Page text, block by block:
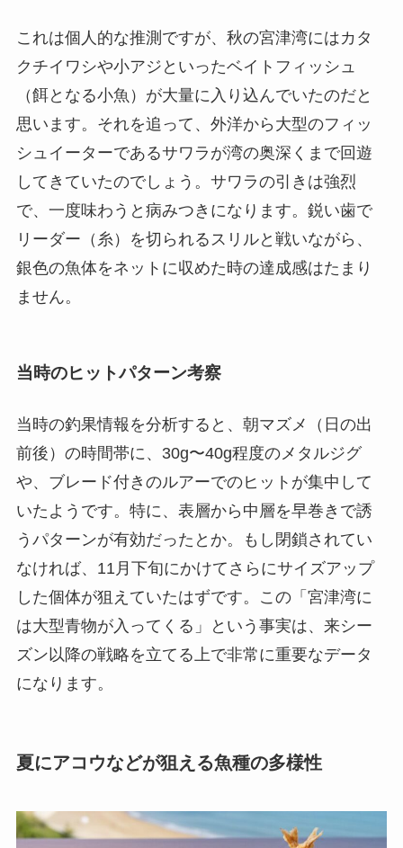
これは個人的な推測ですが、秋の宮津湾にはカタ
クチイワシや小アジといったベイトフィッシュ
（餌となる小魚）が大量に入り込んでいたのだと
思います。それを追って、外洋から大型のフィッ
シュイーターであるサワラが湾の奥深くまで回遊
してきていたのでしょう。サワラの引きは強烈
で、一度味わうと病みつきになります。鋭い歯で
リーダー（糸）を切られるスリルと戦いながら、
銀色の魚体をネットに収めた時の達成感はたまり
ません。
当時のヒットパターン考察
当時の釣果情報を分析すると、朝マズメ（日の出
前後）の時間帯に、30g〜40g程度のメタルジグ
や、ブレード付きのルアーでのヒットが集中して
いたようです。特に、表層から中層を早巻きで誘
うパターンが有効だったとか。もし閉鎖されてい
なければ、11月下旬にかけてさらにサイズアップ
した個体が狙えていたはずです。この「宮津湾に
は大型青物が入ってくる」という事実は、来シー
ズン以降の戦略を立てる上で非常に重要なデータ
になります。
夏にアコウなどが狙える魚種の多様性